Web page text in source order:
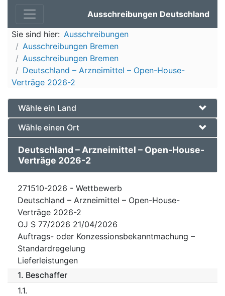
Ausschreibungen Deutschland
Sie sind hier: Ausschreibungen
Ausschreibungen Bremen
Ausschreibungen Bremen
Deutschland – Arzneimittel – Open-House-
Verträge 2026-2
Wähle ein Land
Wähle einen Ort
Deutschland – Arzneimittel – Open-House-
Verträge 2026-2
271510-2026 - Wettbewerb
Deutschland – Arzneimittel – Open-House-
Verträge 2026-2
OJ S 77/2026 21/04/2026
Auftrags- oder Konzessionsbekanntmachung –
Standardregelung
Lieferleistungen
1. Beschaffer
1.1.